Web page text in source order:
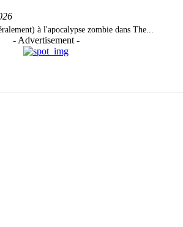
à l'apocalypse zombie dans The...
- Advertisement -